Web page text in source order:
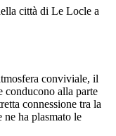
città di Le Locle a
conviviale, il
conducono alla parte
connessione tra la
ne ha plasmato le